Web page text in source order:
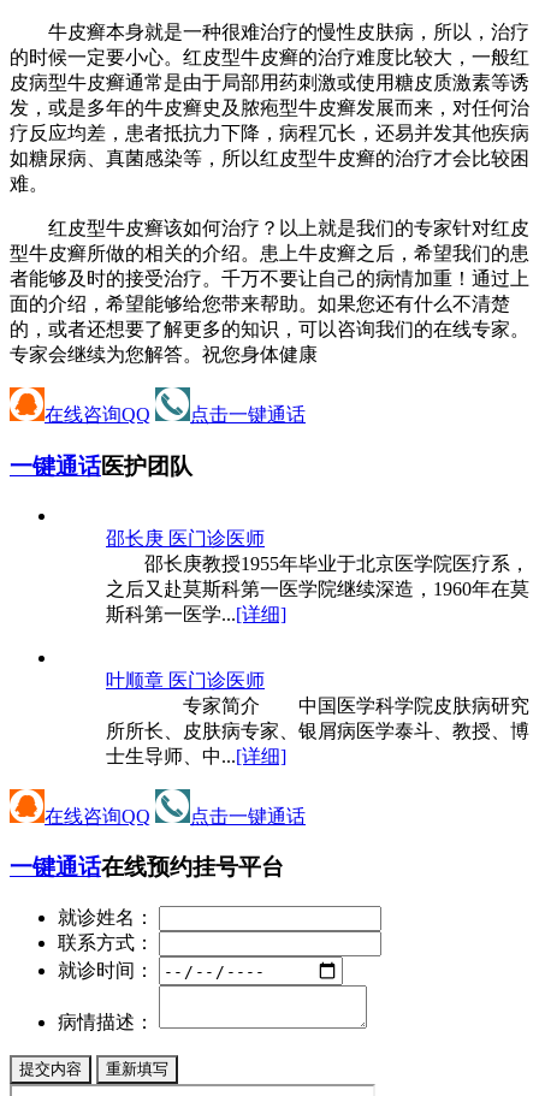
牛皮癣本身就是一种很难治疗的慢性皮肤病，所以，治疗
的时候一定要小心。红皮型牛皮癣的治疗难度比较大，一般红
皮病型牛皮癣通常是由于局部用药刺激或使用糖皮质激素等诱
发，或是多年的牛皮癣史及脓疱型牛皮癣发展而来，对任何治
疗反应均差，患者抵抗力下降，病程冗长，还易并发其他疾病
如糖尿病、真菌感染等，所以红皮型牛皮癣的治疗才会比较困
难。
红皮型牛皮癣该如何治疗？以上就是我们的专家针对红皮
型牛皮癣所做的相关的介绍。患上牛皮癣之后，希望我们的患
者能够及时的接受治疗。千万不要让自己的病情加重！通过上
面的介绍，希望能够给您带来帮助。如果您还有什么不清楚
的，或者还想要了解更多的知识，可以咨询我们的在线专家。
专家会继续为您解答。祝您身体健康
在线咨询QQ 点击一键通话
一键通话医护团队
邵长庚 医门诊医师
邵长庚教授1955年毕业于北京医学院医疗系，
之后又赴莫斯科第一医学院继续深造，1960年在莫
斯科第一医学...[详细]
叶顺章 医门诊医师
专家简介 中国医学科学院皮肤病研究
所所长、皮肤病专家、银屑病医学泰斗、教授、博
士生导师、中...[详细]
在线咨询QQ 点击一键通话
一键通话在线预约挂号平台
就诊姓名：
联系方式：
就诊时间：
病情描述：